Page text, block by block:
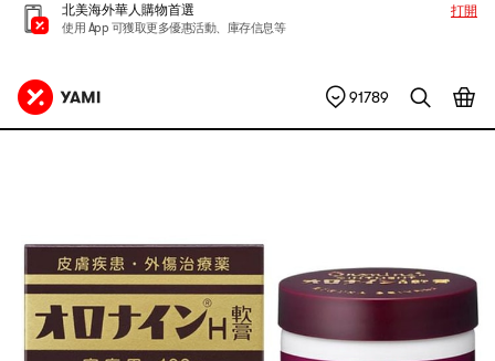
北美海外華人購物首選
使用 App 可獲取更多優惠活動、庫存信息等
打開
91789